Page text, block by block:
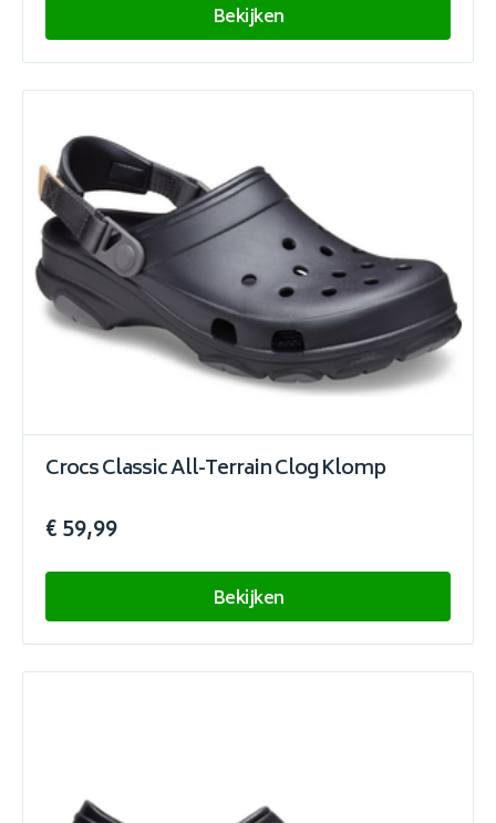
Bekijken
Crocs Classic All-Terrain Clog Klomp
€ 59,99
Bekijken